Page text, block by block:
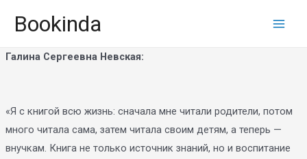
Bookinda
Галина Сергеевна Невская:
«Я с книгой всю жизнь: сначала мне читали родители, потом
много читала сама, затем читала своим детям, а теперь —
внучкам. Книга не только источник знаний, но и воспитание